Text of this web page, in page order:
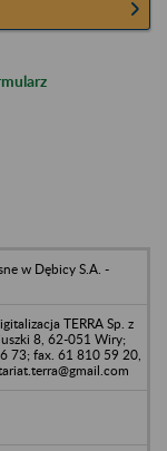
w Dębicy S.A. -
TERRA Sp. z
8, 62-051 Wiry;
73; fax. 61 810 59 20,